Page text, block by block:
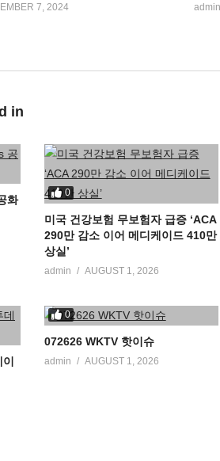
7, 2024 admin
in
화
0
미국 건강보험 무보험자 급증 ‘ACA
290만 감소 이어 메디케이드 410만
상실’
admin AUGUST 1, 2026
0
072626 WKTV 핫이슈
admin AUGUST 1, 2026